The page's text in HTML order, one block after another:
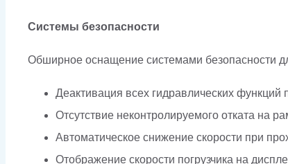
Системы безопасности
Обширное оснащение системами безопасности
Деактивация всех гидравлических функций
Отсутствие неконтролируемого отката на
Автоматическое снижение скорости при
Отображение скорости погрузчика на